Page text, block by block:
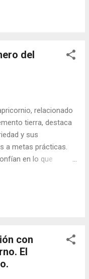
y fiables, y
material.
del
relacionado
tierra, destaca
y sus
a metas prácticas.
en lo que
y fiables, y
material.
con
El